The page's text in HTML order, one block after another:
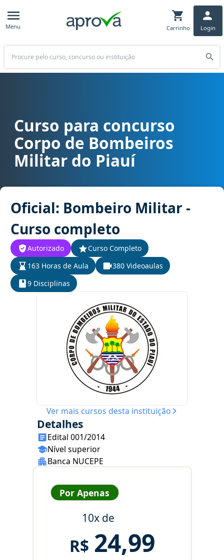
Menu Carrinho Login
Buscar
Curso para concurso CBM PI - Corpo de Bombeiros Militar do
Curso para concurso
Corpo de Bombeiros
Militar do Piauí
Oficial: Bombeiro Militar -
Curso completo
Autorizado
Curso Completo
163 Horas de Aula
380 Videoaulas
9 Disciplinas
Ver mais cursos desta instituição
Detalhes
Edital 001/2014
Nível superior
Banca NUCEPE
Por Apenas
10x de
R$ 24,99